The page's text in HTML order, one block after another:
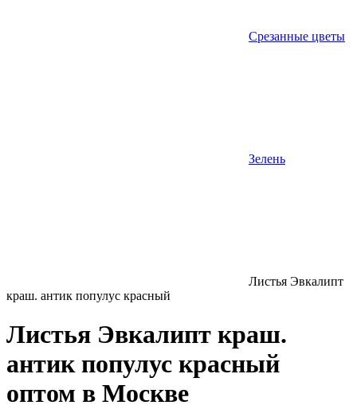
Срезанные цветы
Зелень
Листья Эвкалипт
краш. антик популус красный
Листья Эвкалипт краш.
антик популус красный
оптом в Москве